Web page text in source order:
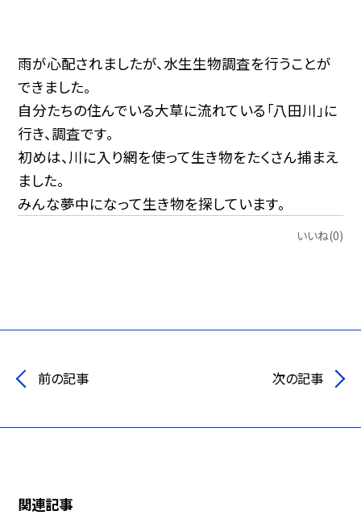
雨が心配されましたが、水生生物調査を行うことが
できました。
自分たちの住んでいる大草に流れている「八田川」に
行き、調査です。
初めは、川に入り網を使って生き物をたくさん捕まえ
ました。
みんな夢中になって生き物を探しています。
いいね(0)
前の記事 次の記事
関連記事